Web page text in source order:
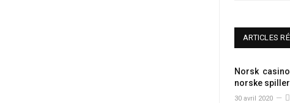
ARTICLES
Norsk
norske
30 avril 2020